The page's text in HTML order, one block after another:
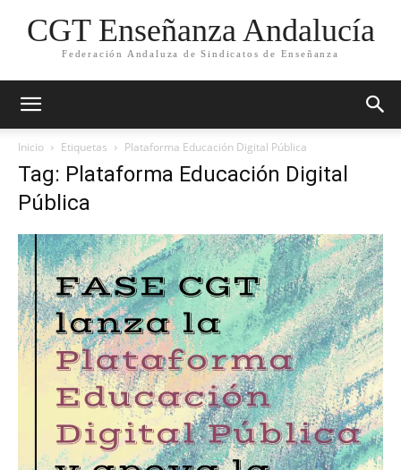
CGT Enseñanza Andalucía
Federación Andaluza de Sindicatos de Enseñanza
Inicio Etiquetas Plataforma Educación Digital Pública
Tag: Plataforma Educación Digital
Pública